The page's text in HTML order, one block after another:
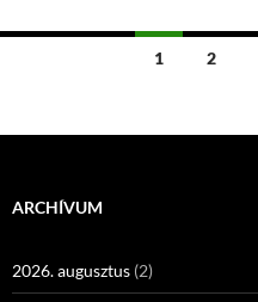
Bejegyzések
1 2
ARCHÍVUM
2026. augusztus (2)